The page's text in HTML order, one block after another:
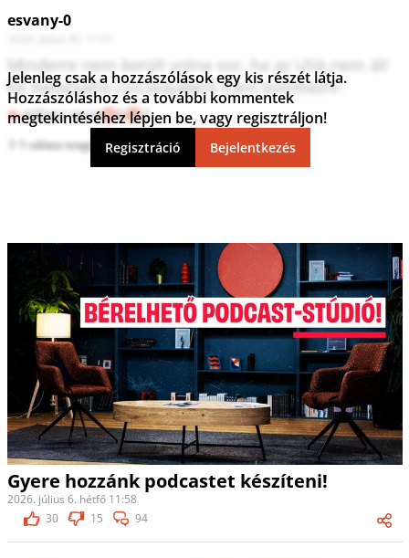
esvany-0
Minderre nem került volna sor, ha az USA nem áll
be Netanjahu csicskájaként Iránt bombázni.
Válasz erre 6 2
1 válasz megtekintése
Jelenleg csak a hozzászólások egy kis részét látja.
Hozzászóláshoz és a további kommentek
megtekintéséhez lépjen be, vagy regisztráljon!
Regisztráció Bejelentkezés
Gyere hozzánk podcastet készíteni!
2026. július 6. hétfő 11:58
30
15 94